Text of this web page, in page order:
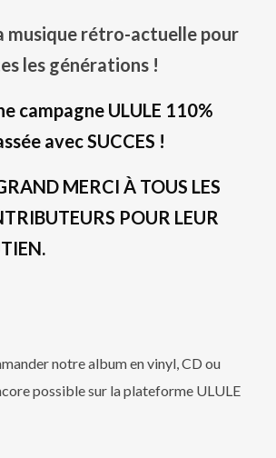
musique rétro-actuelle pour
les générations !
campagne ULULE 110%
avec SUCCES !
MERCI À TOUS LES
POUR LEUR
notre album en vinyl, CD ou
possible sur la plateforme ULULE